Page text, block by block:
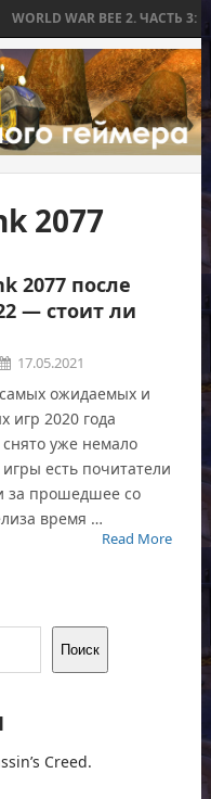
WORLD WAR BEE 2. ЧАСТЬ
2077
2077 после
— стоит ли
17.05.2021
ожидаемых и
игр 2020 года
уже немало
есть почитатели
за прошедшее со
время …
Read More
Поиск
Creed.